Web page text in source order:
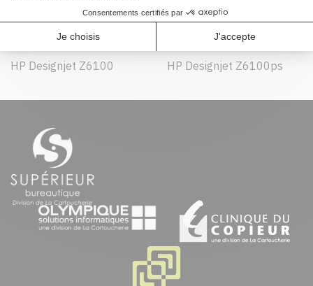
Peut être utilisé dans :
HP Designjet Z6100 HP Designjet Z6100ps